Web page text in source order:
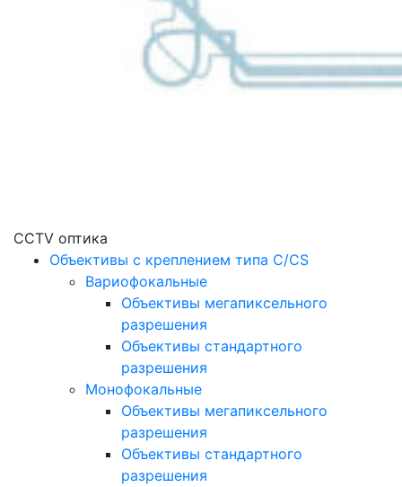
CCTV оптика
Объективы с креплением типа C/CS
Вариофокальные
Объективы мегапиксельного
разрешения
Объективы стандартного
разрешения
Монофокальные
Объективы мегапиксельного
разрешения
Объективы стандартного
разрешения